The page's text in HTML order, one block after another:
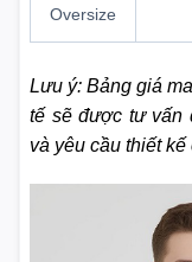
Oversize
Lưu ý: Bảng giá
tế sẽ được tư vấn
và yêu cầu thiết